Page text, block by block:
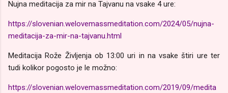
Nujna meditacija za mir na Tajvanu na vsake 4 ure:
https://slovenian.welovemassmeditation.com/2024/05/nujna-
meditacija-za-mir-na-tajvanu.html
Meditacija Rože Življenja ob 13:00 uri in na vsake štiri ure ter
tudi kolikor pogosto je le možno:
https://slovenian.welovemassmeditation.com/2019/09/medita